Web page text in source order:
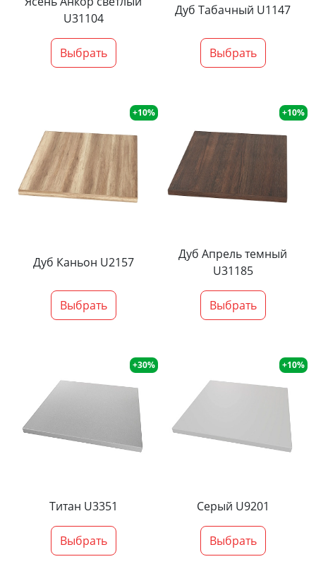
U31104
Выбрать
Дуб Табачный U1147
Выбрать
+10%
Дуб Каньон U2157
Выбрать
+10%
Дуб Апрель темный
U31185
Выбрать
+30%
Титан U3351
Выбрать
+10%
Серый U9201
Выбрать